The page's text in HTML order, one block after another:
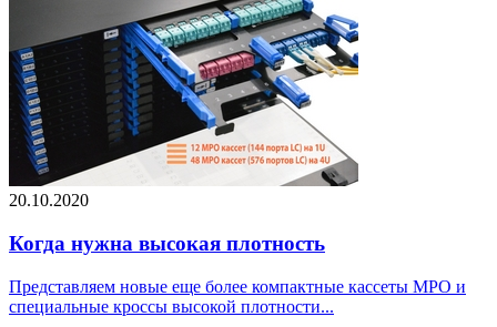
20.10.2020
Когда нужна высокая плотность
Представляем новые еще более компактные кассеты MPO и
специальные кроссы высокой плотности...